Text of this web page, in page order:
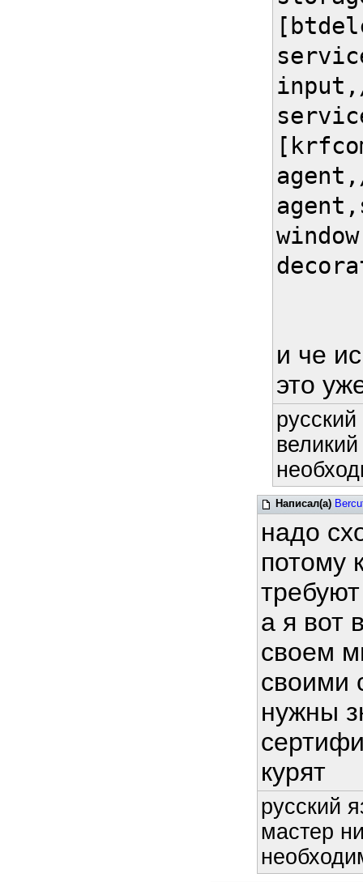
и че
это
Написал(а)
надо
потому
требуют
а я вот
своем
своими
нужны
курят
русский
мастер